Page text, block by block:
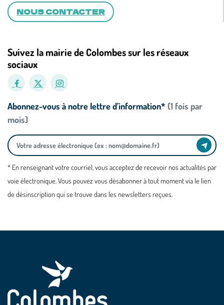
NOUS CONTACTER
Suivez la mairie de Colombes sur les réseaux
sociaux
Abonnez-vous à notre lettre d’information* (1 fois par
mois)
* En renseignant votre courriel, vous acceptez de recevoir nos actualités par
voie électronique. Vous pouvez vous désabonner à tout moment via le lien
de désinscription qui se trouve dans les newsletters reçues.